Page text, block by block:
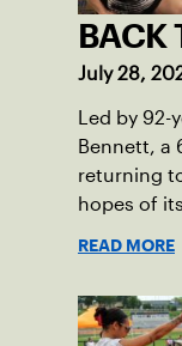
BACK
July 28,
Led by
Bennett, a
returning
hopes of
READ MORE